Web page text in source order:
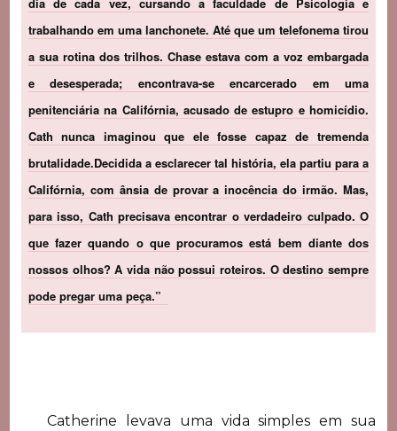
trabalhando em uma lanchonete. Até que um telefonema tirou
a sua rotina dos trilhos. Chase estava com a voz embargada
e desesperada; encontrava-se encarcerado em uma
penitenciária na Califórnia, acusado de estupro e homicídio.
Cath nunca imaginou que ele fosse capaz de tremenda
brutalidade.Decidida a esclarecer tal história, ela partiu para a
Califórnia, com ânsia de provar a inocência do irmão. Mas,
para isso, Cath precisava encontrar o verdadeiro culpado. O
que fazer quando o que procuramos está bem diante dos
nossos olhos?A vida não possui roteiros. O destino sempre
pode pregar uma peça.”
Catherine levava uma vida simples em sua